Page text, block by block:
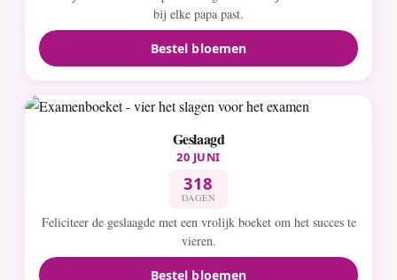
bij elke papa past.
Bestel bloemen
Geslaagd
20 JUNI
318
DAGEN
Feliciteer de geslaagde met een vrolijk boeket om het succes te
vieren.
Bestel bloemen